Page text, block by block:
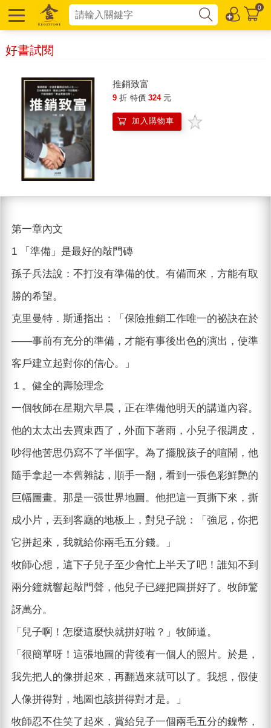
0
好書試閱
推銷致富
9 折 特價 324 元
加入購物車
第一章內文
1 「準備」是最好的敲門磚
孫子兵法說：不打沒有準備的仗。有備而來，方能有取
勝的希望。
克里曼特．斯通指出：「保險推銷工作唯一的祕訣在於
——事前有充分的準備，才能有事後出色的演出，使準
客戶建立起對你的信心。」
１。健全的壽險理念
一個牧師在星期六早晨，正在準備他明天的講道內容。
他的太太出去買東西了，外面下著雨，小兒子很調皮，
吵得他苦思仍寫不了半個字。為了擺脫孩子的喧鬧，他
隨手拿起一本舊雜誌，順手一翻，看到一張色彩鮮艷的
巨幅圖畫。那是一張世界地圖。他把這一頁撕下來，撕
成小片，丟到客廳的地板上，對兒子說：「強尼，你把
它拼起來，我就給你兩毛五分錢。」
牧師心想，這下子兒子至少會忙上半天了吧！誰知不到
兩分鐘就響起敲門聲，他兒子已經把圖拼好了。牧師驚
訝萬分。
「兒子啊！怎麼這麼快就拼好啦？」牧師道。
「很簡單呀！這張地圖的背後有一個人的照片。於是，
我先把人的像拼起來，再翻過來就可以了。我想，假使
人像拼得對，地圖也該拼得對才是。」
牧師忍不住笑了起來，賞給兒子一個兩毛五分的鎳幣，